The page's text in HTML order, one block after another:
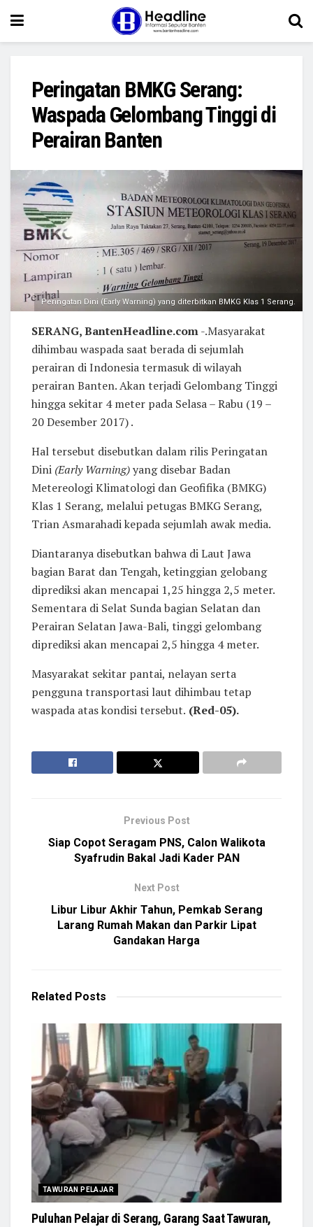
Peringatan BMKG Serang:
Waspada Gelombang Tinggi di
Perairan Banten
Peringatan Dini (Early Warning) yang diterbitkan BMKG Klas 1 Serang.
SERANG, BantenHeadline.com-.Masyarakat
dihimbau waspada saat berada di sejumlah
perairan di Indonesia termasuk di wilayah
perairan Banten. Akan terjadi Gelombang Tinggi
hingga sekitar 4 meter pada Selasa – Rabu (19 –
20 Desember 2017) .
Hal tersebut disebutkan dalam rilis Peringatan
Dini (Early Warning)yang disebar Badan
Metereologi Klimatologi dan Geofifika (BMKG)
Klas 1 Serang, melalui petugas BMKG Serang,
Trian Asmarahadi kepada sejumlah awak media.
Diantaranya disebutkan bahwa di Laut Jawa
bagian Barat dan Tengah, ketinggian gelobang
diprediksi akan mencapai 1,25 hingga 2,5 meter.
Sementara di Selat Sunda bagian Selatan dan
Perairan Selatan Jawa-Bali, tinggi gelombang
diprediksi akan mencapai 2,5 hingga 4 meter.
Masyarakat sekitar pantai, nelayan serta
pengguna transportasi laut dihimbau tetap
waspada atas kondisi tersebut. (Red-05).
Previous Post
Siap Copot Seragam PNS, Calon Walikota
Syafrudin Bakal Jadi Kader PAN
Next Post
Libur Libur Akhir Tahun, Pemkab Serang
Larang Rumah Makan dan Parkir Lipat
Gandakan Harga
Related Posts
TAWURAN PELAJAR
Puluhan Pelajar di Serang, Garang Saat Tawuran,